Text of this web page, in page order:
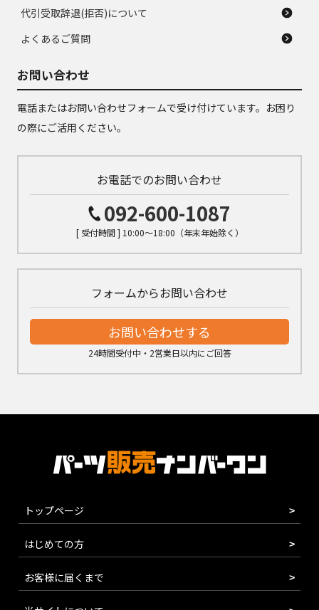
代引受取辞退(拒否)について
よくあるご質問
お問い合わせ
電話またはお問い合わせフォームで受け付けています。お困り
の際にご活用ください。
お電話でのお問い合わせ
092-600-1087
[ 受付時間 ] 10:00～18:00（年末年始除く）
フォームからお問い合わせ
お問い合わせする
24時間受付中・2営業日以内にご回答
トップページ
はじめての方
お客様に届くまで